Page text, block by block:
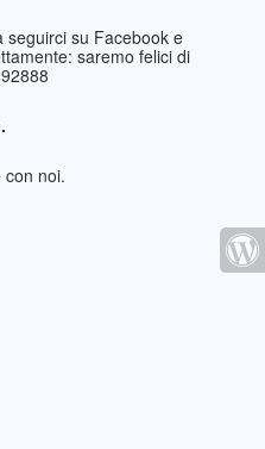
seguirci su Facebook e
saremo felici di
noi.